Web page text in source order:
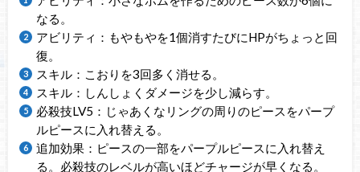
なる。
アビリティ：もやもやを1個消すたびにHPがちょっと回
復。
スキル：こおりを3回多く消せる。
スキル：しんしょくダメージを少し減らす。
必殺技LV5：じゃあくなリングの周りのピースをパープ
ルピースに入れ替える。
追加効果：ピースの一部をパープルピースに入れ替え
る。必殺技のレベルが高いほどチャージが早くなる。